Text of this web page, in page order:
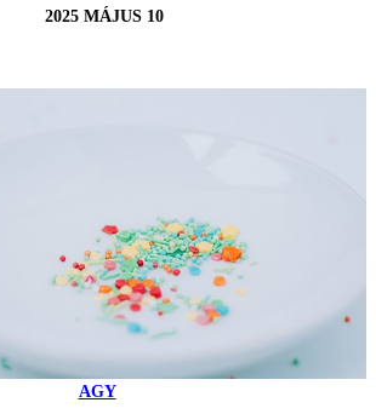
2025 MÁJUS 10
AGY